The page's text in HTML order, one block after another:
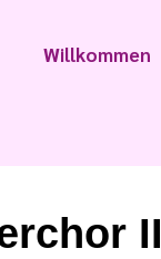
Willkommen
II